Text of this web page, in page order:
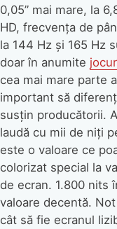
0,05” mai mare, la
HD, frecvența de
la 144 Hz și 165 Hz
doar în anumite
cea mai mare parte
important să
susțin producătorii.
laudă cu mii de niți
este o valoare ce
colorizat special la
de ecran. 1.800 nits
valoare decentă.
cât să fie ecranul